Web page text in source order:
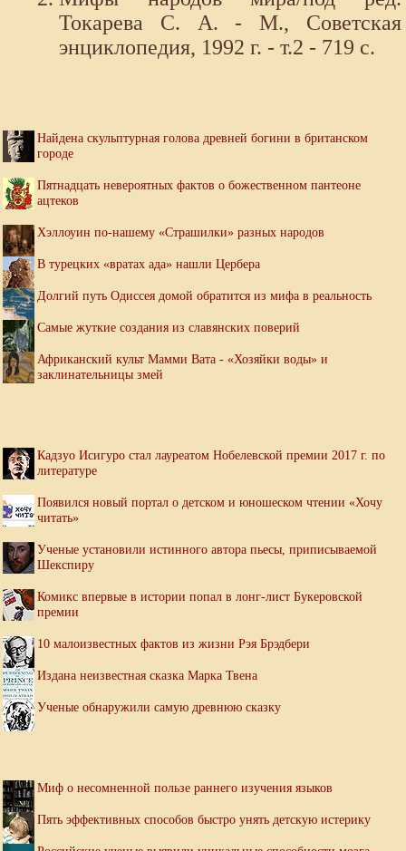
Токарева С. А. - М., Советская
энциклопедия, 1992 г. - т.2 - 719 с.
Найдена скульптурная голова древней богини в британском
городе
Пятнадцать невероятных фактов о божественном пантеоне
ацтеков
Хэллоуин по-нашему «Страшилки» разных народов
В турецких «вратах ада» нашли Цербера
Долгий путь Одиссея домой обратится из мифа в реальность
Самые жуткие создания из славянских поверий
Африканский культ Мамми Вата - «Хозяйки воды» и
заклинательницы змей
Кадзуо Исигуро стал лауреатом Нобелевской премии 2017 г. по
литературе
Появился новый портал о детском и юношеском чтении «Хочу
читать»
Ученые установили истинного автора пьесы, приписываемой
Шекспиру
Комикс впервые в истории попал в лонг-лист Букеровской
премии
10 малоизвестных фактов из жизни Рэя Брэдбери
Издана неизвестная сказка Марка Твена
Ученые обнаружили самую древнюю сказку
Миф о несомненной пользе раннего изучения языков
Пять эффективных способов быстро унять детскую истерику